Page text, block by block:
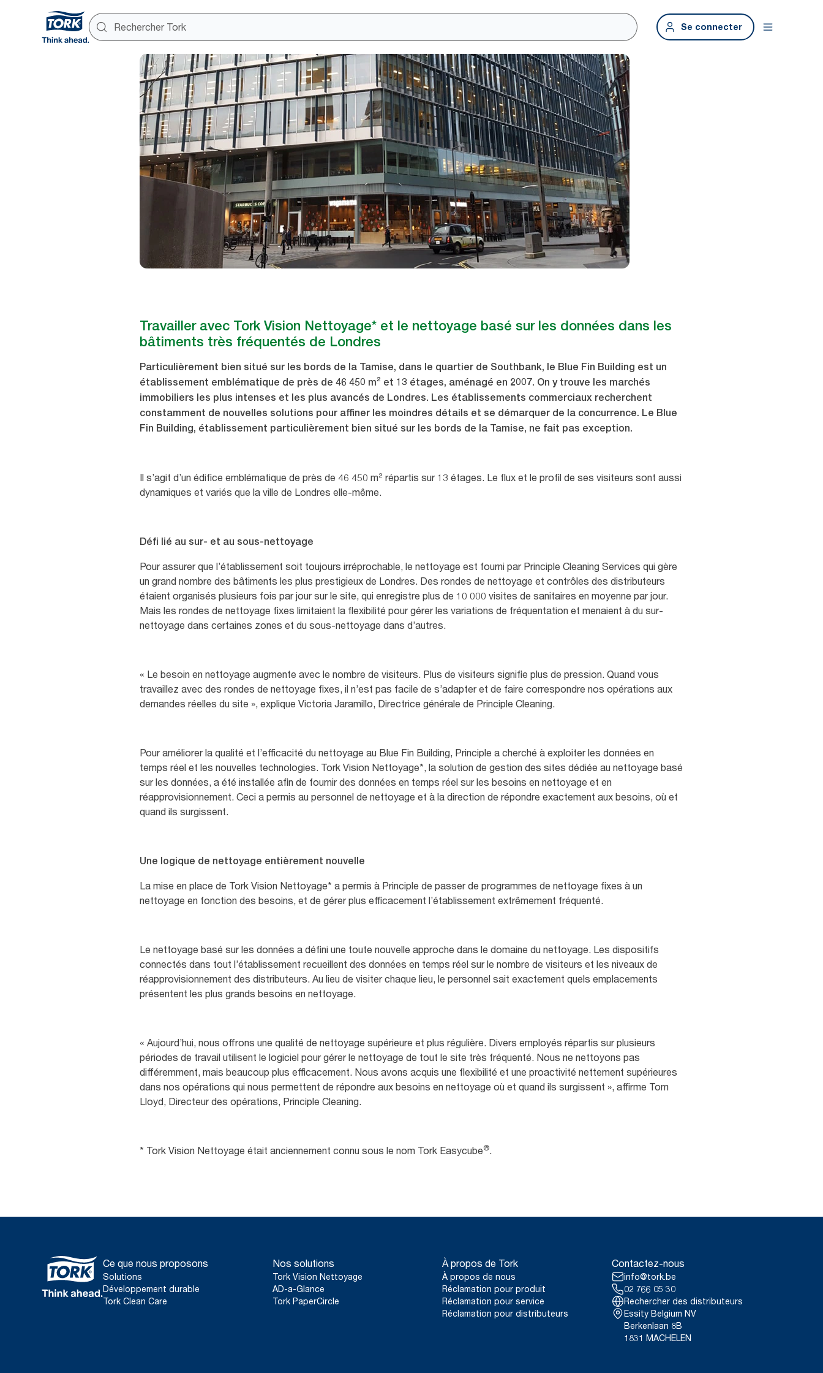
Se connecter
Travailler avec Tork Vision Nettoyage* et le nettoyage basé sur les données dans les
bâtiments très fréquentés de Londres
Particulièrement bien situé sur les bords de la Tamise, dans le quartier de Southbank, le Blue Fin Building est un
établissement emblématique de près de 46 450 m² et 13 étages, aménagé en 2007. On y trouve les marchés
immobiliers les plus intenses et les plus avancés de Londres. Les établissements commerciaux recherchent
constamment de nouvelles solutions pour affiner les moindres détails et se démarquer de la concurrence. Le Blue
Fin Building, établissement particulièrement bien situé sur les bords de la Tamise, ne fait pas exception.
Il s’agit d’un édifice emblématique de près de 46 450 m² répartis sur 13 étages. Le flux et le profil de ses visiteurs sont aussi
dynamiques et variés que la ville de Londres elle-même.
Défi lié au sur- et au sous-nettoyage
Pour assurer que l’établissement soit toujours irréprochable, le nettoyage est fourni par Principle Cleaning Services qui gère
un grand nombre des bâtiments les plus prestigieux de Londres. Des rondes de nettoyage et contrôles des distributeurs
étaient organisés plusieurs fois par jour sur le site, qui enregistre plus de 10 000 visites de sanitaires en moyenne par jour.
Mais les rondes de nettoyage fixes limitaient la flexibilité pour gérer les variations de fréquentation et menaient à du sur-
nettoyage dans certaines zones et du sous-nettoyage dans d’autres.
« Le besoin en nettoyage augmente avec le nombre de visiteurs. Plus de visiteurs signifie plus de pression. Quand vous
travaillez avec des rondes de nettoyage fixes, il n’est pas facile de s’adapter et de faire correspondre nos opérations aux
demandes réelles du site », explique Victoria Jaramillo, Directrice générale de Principle Cleaning.
Pour améliorer la qualité et l’efficacité du nettoyage au Blue Fin Building, Principle a cherché à exploiter les données en
temps réel et les nouvelles technologies. Tork Vision Nettoyage*, la solution de gestion des sites dédiée au nettoyage basé
sur les données, a été installée afin de fournir des données en temps réel sur les besoins en nettoyage et en
réapprovisionnement. Ceci a permis au personnel de nettoyage et à la direction de répondre exactement aux besoins, où et
quand ils surgissent.
Une logique de nettoyage entièrement nouvelle
La mise en place de Tork Vision Nettoyage* a permis à Principle de passer de programmes de nettoyage fixes à un
nettoyage en fonction des besoins, et de gérer plus efficacement l’établissement extrêmement fréquenté.
Le nettoyage basé sur les données a défini une toute nouvelle approche dans le domaine du nettoyage. Les dispositifs
connectés dans tout l’établissement recueillent des données en temps réel sur le nombre de visiteurs et les niveaux de
réapprovisionnement des distributeurs. Au lieu de visiter chaque lieu, le personnel sait exactement quels emplacements
présentent les plus grands besoins en nettoyage.
« Aujourd’hui, nous offrons une qualité de nettoyage supérieure et plus régulière. Divers employés répartis sur plusieurs
périodes de travail utilisent le logiciel pour gérer le nettoyage de tout le site très fréquenté. Nous ne nettoyons pas
différemment, mais beaucoup plus efficacement. Nous avons acquis une flexibilité et une proactivité nettement supérieures
dans nos opérations qui nous permettent de répondre aux besoins en nettoyage où et quand ils surgissent », affirme Tom
Lloyd, Directeur des opérations, Principle Cleaning.
* Tork Vision Nettoyage était anciennement connu sous le nom Tork Easycube®.
Ce que nous proposons
Solutions
Développement durable
Tork Clean Care
Nos solutions
Tork Vision Nettoyage
AD-a-Glance
Tork PaperCircle
À propos de Tork
À propos de nous
Réclamation pour produit
Réclamation pour service
Réclamation pour distributeurs
Contactez-nous
info@tork.be
02 766 05 30
Rechercher des distributeurs
Essity Belgium NV
Berkenlaan 8B
1831 MACHELEN